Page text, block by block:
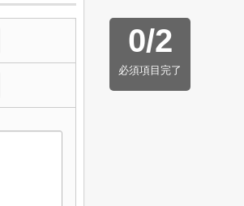
0/2
必須項目完了